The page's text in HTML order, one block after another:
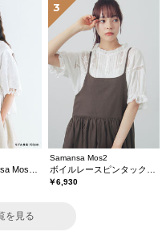
3
Samansa Mos2
￥6,930
を見る